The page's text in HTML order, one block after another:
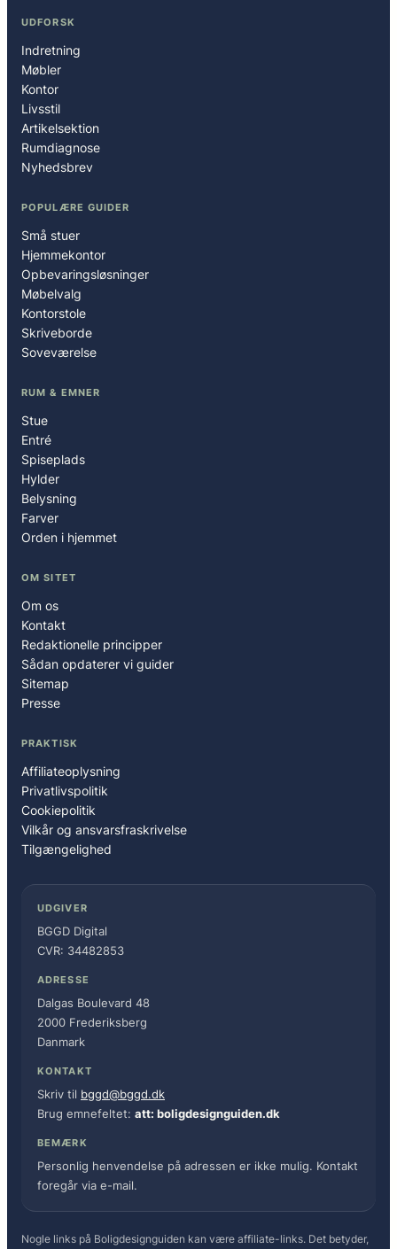
UDFORSK
Indretning
Møbler
Kontor
Livsstil
Artikelsektion
Rumdiagnose
Nyhedsbrev
POPULÆRE GUIDER
Små stuer
Hjemmekontor
Opbevaringsløsninger
Møbelvalg
Kontorstole
Skriveborde
Soveværelse
RUM & EMNER
Stue
Entré
Spiseplads
Hylder
Belysning
Farver
Orden i hjemmet
OM SITET
Om os
Kontakt
Redaktionelle principper
Sådan opdaterer vi guider
Sitemap
Presse
PRAKTISK
Affiliateoplysning
Privatlivspolitik
Cookiepolitik
Vilkår og ansvarsfraskrivelse
Tilgængelighed
UDGIVER
BGGD Digital
CVR: 34482853
ADRESSE
Dalgas Boulevard 48
2000 Frederiksberg
Danmark
KONTAKT
Skriv til bggd@bggd.dk
Brug emnefeltet: att: boligdesignguiden.dk
BEMÆRK
Personlig henvendelse på adressen er ikke mulig. Kontakt
foregår via e-mail.
Nogle links på Boligdesignguiden kan være affiliate-links. Det betyder,